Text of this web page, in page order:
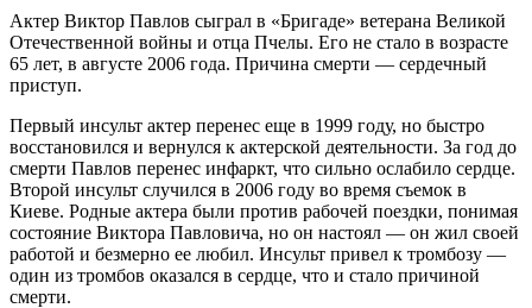
Актер Виктор Павлов сыграл в «Бригаде» ветерана Великой
Отечественной войны и отца Пчелы. Его не стало в возрасте
65 лет, в августе 2006 года. Причина смерти — сердечный
приступ.
Первый инсульт актер перенес еще в 1999 году, но быстро
восстановился и вернулся к актерской деятельности. За год до
смерти Павлов перенес инфаркт, что сильно ослабило сердце.
Второй инсульт случился в 2006 году во время съемок в
Киеве. Родные актера были против рабочей поездки, понимая
состояние Виктора Павловича, но он настоял — он жил своей
работой и безмерно ее любил. Инсульт привел к тромбозу —
один из тромбов оказался в сердце, что и стало причиной
смерти.